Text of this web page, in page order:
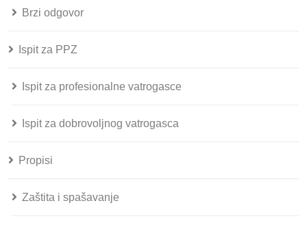
Brzi odgovor
Ispit za PPZ
Ispit za profesionalne vatrogasce
Ispit za dobrovoljnog vatrogasca
Propisi
Zaštita i spašavanje